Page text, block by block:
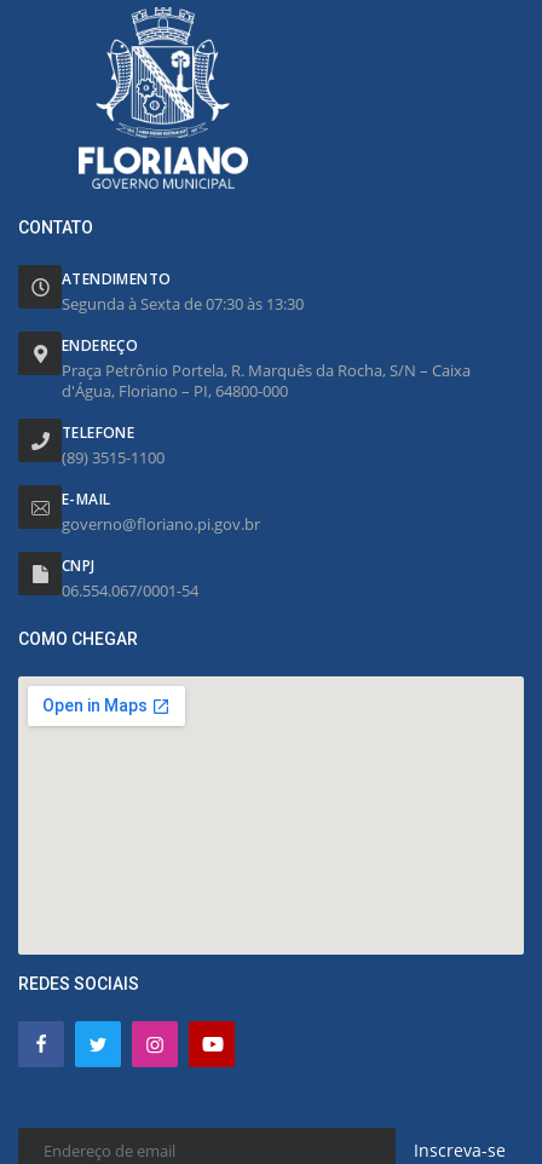
CONTATO
ATENDIMENTO
Segunda à Sexta de 07:30 às 13:30
ENDEREÇO
Praça Petrônio Portela, R. Marquês da Rocha, S/N – Caixa
d'Água, Floriano – PI, 64800-000
TELEFONE
(89) 3515-1100
E-MAIL
governo@floriano.pi.gov.br
CNPJ
06.554.067/0001-54
COMO CHEGAR
REDES SOCIAIS
Inscreva-se